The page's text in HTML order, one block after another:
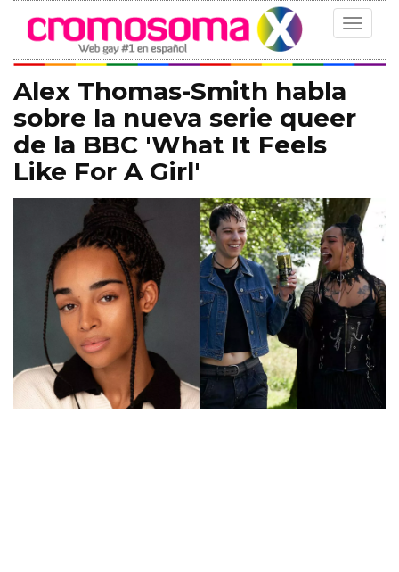
Toggle
Alex Thomas-Smith habla
sobre la nueva serie queer
de la BBC 'What It Feels
Like For A Girl'